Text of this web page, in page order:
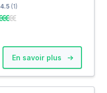
4.5 (1)
En savoir plus